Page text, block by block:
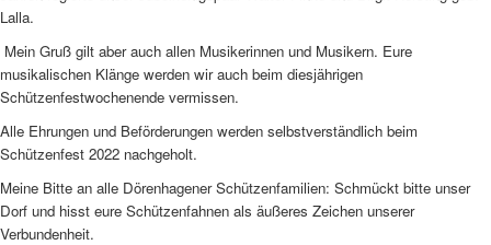
Lalla.
Mein Gruß gilt aber auch allen Musikerinnen und Musikern. Eure
musikalischen Klänge werden wir auch beim diesjährigen
Schützenfestwochenende vermissen.
Alle Ehrungen und Beförderungen werden selbstverständlich beim
Schützenfest 2022 nachgeholt.
Meine Bitte an alle Dörenhagener Schützenfamilien: Schmückt bitte unser
Dorf und hisst eure Schützenfahnen als äußeres Zeichen unserer
Verbundenheit.